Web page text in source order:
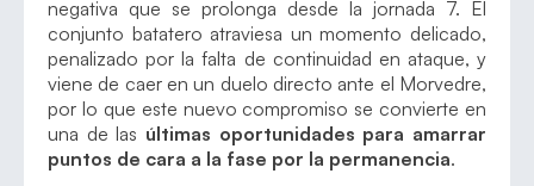
negativa que se prolonga desde la jornada 7. El
conjunto batatero atraviesa un momento delicado,
penalizado por la falta de continuidad en ataque, y
viene de caer en un duelo directo ante el Morvedre,
por lo que este nuevo compromiso se convierte en
una de las últimas oportunidades para amarrar
puntos de cara a la fase por la permanencia.